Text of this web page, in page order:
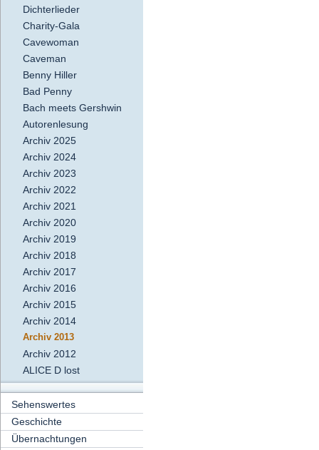
Dichterlieder
Charity-Gala
Cavewoman
Caveman
Benny Hiller
Bad Penny
Bach meets Gershwin
Autorenlesung
Archiv 2025
Archiv 2024
Archiv 2023
Archiv 2022
Archiv 2021
Archiv 2020
Archiv 2019
Archiv 2018
Archiv 2017
Archiv 2016
Archiv 2015
Archiv 2014
Archiv 2013
Archiv 2012
ALICE D lost
Sehenswertes
Geschichte
Übernachtungen